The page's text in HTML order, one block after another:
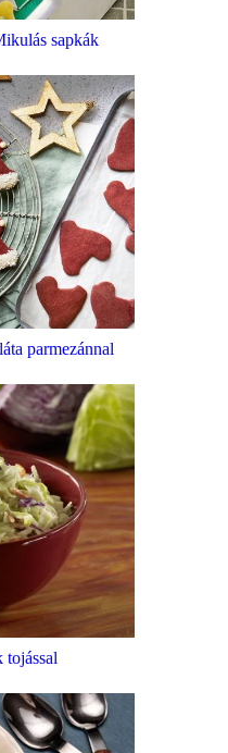
sapkák
parmezánnal
tojással